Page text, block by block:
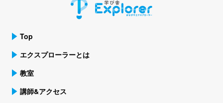
Top
エクスプローラーとは
教室
講師&アクセス